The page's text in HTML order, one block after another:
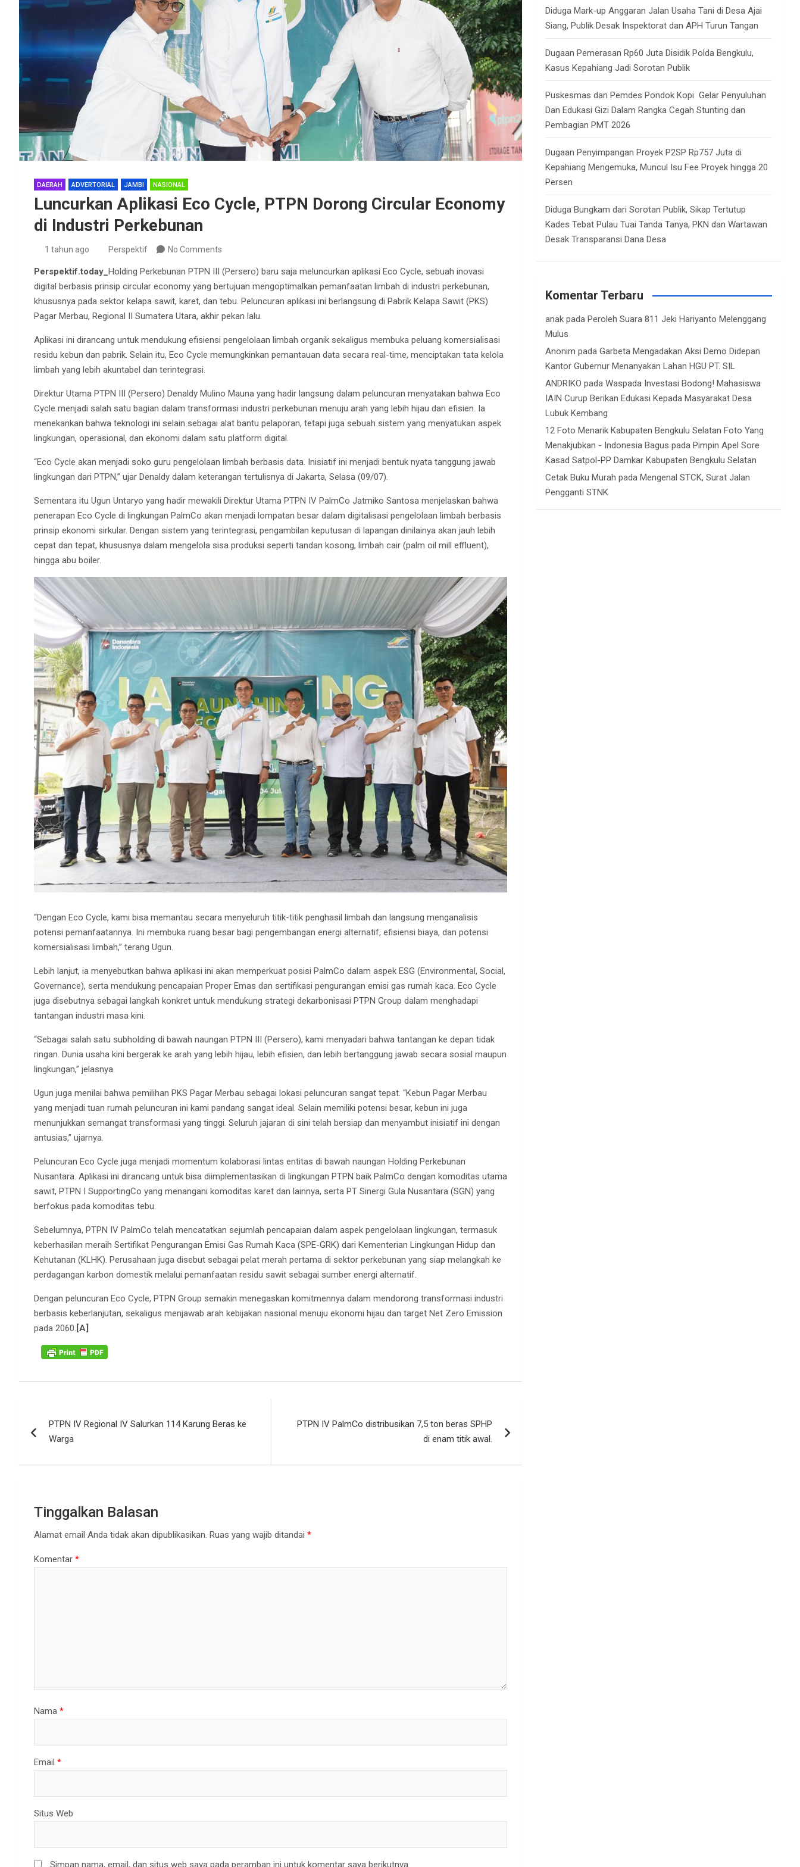
DAERAH ADVERTORIAL JAMBI NASIONAL
Luncurkan Aplikasi Eco Cycle, PTPN Dorong Circular Economy
di Industri Perkebunan
1 tahun ago Perspektif No Comments
Perspektif.today_ Holding Perkebunan PTPN III (Persero) baru saja meluncurkan aplikasi Eco Cycle, sebuah inovasi
digital berbasis prinsip circular economy yang bertujuan mengoptimalkan pemanfaatan limbah di industri perkebunan,
khususnya pada sektor kelapa sawit, karet, dan tebu. Peluncuran aplikasi ini berlangsung di Pabrik Kelapa Sawit (PKS)
Pagar Merbau, Regional II Sumatera Utara, akhir pekan lalu.
Aplikasi ini dirancang untuk mendukung efisiensi pengelolaan limbah organik sekaligus membuka peluang komersialisasi
residu kebun dan pabrik. Selain itu, Eco Cycle memungkinkan pemantauan data secara real-time, menciptakan tata kelola
limbah yang lebih akuntabel dan terintegrasi.
Direktur Utama PTPN III (Persero) Denaldy Mulino Mauna yang hadir langsung dalam peluncuran menyatakan bahwa Eco
Cycle menjadi salah satu bagian dalam transformasi industri perkebunan menuju arah yang lebih hijau dan efisien. Ia
menekankan bahwa teknologi ini selain sebagai alat bantu pelaporan, tetapi juga sebuah sistem yang menyatukan aspek
lingkungan, operasional, dan ekonomi dalam satu platform digital.
“Eco Cycle akan menjadi soko guru pengelolaan limbah berbasis data. Inisiatif ini menjadi bentuk nyata tanggung jawab
lingkungan dari PTPN,” ujar Denaldy dalam keterangan tertulisnya di Jakarta, Selasa (09/07).
Sementara itu Ugun Untaryo yang hadir mewakili Direktur Utama PTPN IV PalmCo Jatmiko Santosa menjelaskan bahwa
penerapan Eco Cycle di lingkungan PalmCo akan menjadi lompatan besar dalam digitalisasi pengelolaan limbah berbasis
prinsip ekonomi sirkular. Dengan sistem yang terintegrasi, pengambilan keputusan di lapangan dinilainya akan jauh lebih
cepat dan tepat, khususnya dalam mengelola sisa produksi seperti tandan kosong, limbah cair (palm oil mill effluent),
hingga abu boiler.
“Dengan Eco Cycle, kami bisa memantau secara menyeluruh titik-titik penghasil limbah dan langsung menganalisis
potensi pemanfaatannya. Ini membuka ruang besar bagi pengembangan energi alternatif, efisiensi biaya, dan potensi
komersialisasi limbah,” terang Ugun.
Lebih lanjut, ia menyebutkan bahwa aplikasi ini akan memperkuat posisi PalmCo dalam aspek ESG (Environmental, Social,
Governance), serta mendukung pencapaian Proper Emas dan sertifikasi pengurangan emisi gas rumah kaca. Eco Cycle
juga disebutnya sebagai langkah konkret untuk mendukung strategi dekarbonisasi PTPN Group dalam menghadapi
tantangan industri masa kini.
“Sebagai salah satu subholding di bawah naungan PTPN III (Persero), kami menyadari bahwa tantangan ke depan tidak
ringan. Dunia usaha kini bergerak ke arah yang lebih hijau, lebih efisien, dan lebih bertanggung jawab secara sosial maupun
lingkungan,” jelasnya.
Ugun juga menilai bahwa pemilihan PKS Pagar Merbau sebagai lokasi peluncuran sangat tepat. “Kebun Pagar Merbau
yang menjadi tuan rumah peluncuran ini kami pandang sangat ideal. Selain memiliki potensi besar, kebun ini juga
menunjukkan semangat transformasi yang tinggi. Seluruh jajaran di sini telah bersiap dan menyambut inisiatif ini dengan
antusias,” ujarnya.
Peluncuran Eco Cycle juga menjadi momentum kolaborasi lintas entitas di bawah naungan Holding Perkebunan
Nusantara. Aplikasi ini dirancang untuk bisa diimplementasikan di lingkungan PTPN baik PalmCo dengan komoditas utama
sawit, PTPN I SupportingCo yang menangani komoditas karet dan lainnya, serta PT Sinergi Gula Nusantara (SGN) yang
berfokus pada komoditas tebu.
Sebelumnya, PTPN IV PalmCo telah mencatatkan sejumlah pencapaian dalam aspek pengelolaan lingkungan, termasuk
keberhasilan meraih Sertifikat Pengurangan Emisi Gas Rumah Kaca (SPE-GRK) dari Kementerian Lingkungan Hidup dan
Kehutanan (KLHK). Perusahaan juga disebut sebagai pelat merah pertama di sektor perkebunan yang siap melangkah ke
perdagangan karbon domestik melalui pemanfaatan residu sawit sebagai sumber energi alternatif.
Dengan peluncuran Eco Cycle, PTPN Group semakin menegaskan komitmennya dalam mendorong transformasi industri
berbasis keberlanjutan, sekaligus menjawab arah kebijakan nasional menuju ekonomi hijau dan target Net Zero Emission
pada 2060. [A]
posPTPN IV Regional IV Salurkan 114 Karung Beras ke
Warga
PTPN IV PalmCo distribusikan 7,5 ton beras SPHP
di enam titik awal.
Tinggalkan Balasan
Alamat email Anda tidak akan dipublikasikan. Ruas yang wajib ditandai *
Komentar *
Nama *
Email *
Situs Web
Simpan nama, email, dan situs web saya pada peramban ini untuk komentar saya berikutnya.
Diduga Mark-up Anggaran Jalan Usaha Tani di Desa Ajai
Siang, Publik Desak Inspektorat dan APH Turun Tangan
Dugaan Pemerasan Rp60 Juta Disidik Polda Bengkulu,
Kasus Kepahiang Jadi Sorotan Publik
Puskesmas dan Pemdes Pondok Kopi Gelar Penyuluhan
Dan Edukasi Gizi Dalam Rangka Cegah Stunting dan
Pembagian PMT 2026
Dugaan Penyimpangan Proyek P2SP Rp757 Juta di
Kepahiang Mengemuka, Muncul Isu Fee Proyek hingga 20
Persen
Diduga Bungkam dari Sorotan Publik, Sikap Tertutup
Kades Tebat Pulau Tuai Tanda Tanya, PKN dan Wartawan
Desak Transparansi Dana Desa
Komentar Terbaru
anak pada Peroleh Suara 811 Jeki Hariyanto Melenggang
Mulus
Anonim padaGarbeta Mengadakan Aksi Demo Didepan
Kantor Gubernur Menanyakan Lahan HGU PT. SIL
ANDRIKO padaWaspada Investasi Bodong! Mahasiswa
IAIN Curup Berikan Edukasi Kepada Masyarakat Desa
Lubuk Kembang
12 Foto Menarik Kabupaten Bengkulu Selatan Foto Yang
Menakjubkan - Indonesia Bagus pada Pimpin Apel Sore
Kasad Satpol-PP Damkar Kabupaten Bengkulu Selatan
Cetak Buku Murah pada Mengenal STCK, Surat Jalan
Pengganti STNK